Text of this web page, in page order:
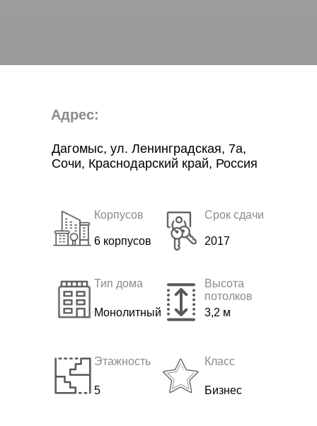
Адрес:
Дагомыс, ул. Ленинградская, 7а,
Сочи, Краснодарский край, Россия
Корпусов
6 корпусов
Срок сдачи
2017
Этажность
5
Класс
Бизнес
Тип дома
Монолитный
Высота
потолков
3,2 м